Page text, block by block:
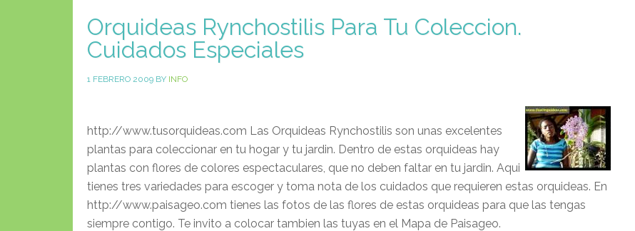
Orquideas Rynchostilis Para Tu Coleccion.
Cuidados Especiales
1 FEBRERO 2009 BY INFO
http://www.tusorquideas.com Las Orquideas Rynchostilis son unas excelentes
plantas para coleccionar en tu hogar y tu jardin. Dentro de estas orquideas hay
plantas con flores de colores espectaculares, que no deben faltar en tu jardin. Aqui
tienes tres variedades para escoger y toma nota de los cuidados que requieren estas orquideas. En
http://www.paisageo.com tienes las fotos de las flores de estas orquideas para que las tengas
siempre contigo. Te invito a colocar tambien las tuyas en el Mapa de Paisageo.